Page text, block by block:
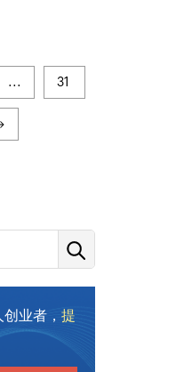
... 31
业者， 提